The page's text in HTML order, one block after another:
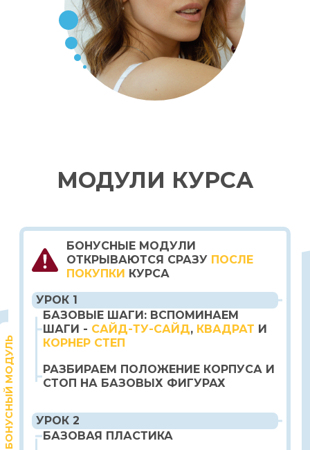
МОДУЛИ КУРСА
БОНУСНЫЕ МОДУЛИ
ОТКРЫВАЮТСЯ СРАЗУ ПОСЛЕ
ПОКУПКИ КУРСА
УРОК 1
БАЗОВЫЕ ШАГИ: ВСПОМИНАЕМ
ШАГИ - САЙД-ТУ-САЙД, КВАДРАТ И
КОРНЕР СТЕП
РАЗБИРАЕМ ПОЛОЖЕНИЕ КОРПУСА И
СТОП НА БАЗОВЫХ ФИГУРАХ
УРОК 2
БАЗОВАЯ ПЛАСТИКА
БОНУСНЫЙ МОДУЛЬ